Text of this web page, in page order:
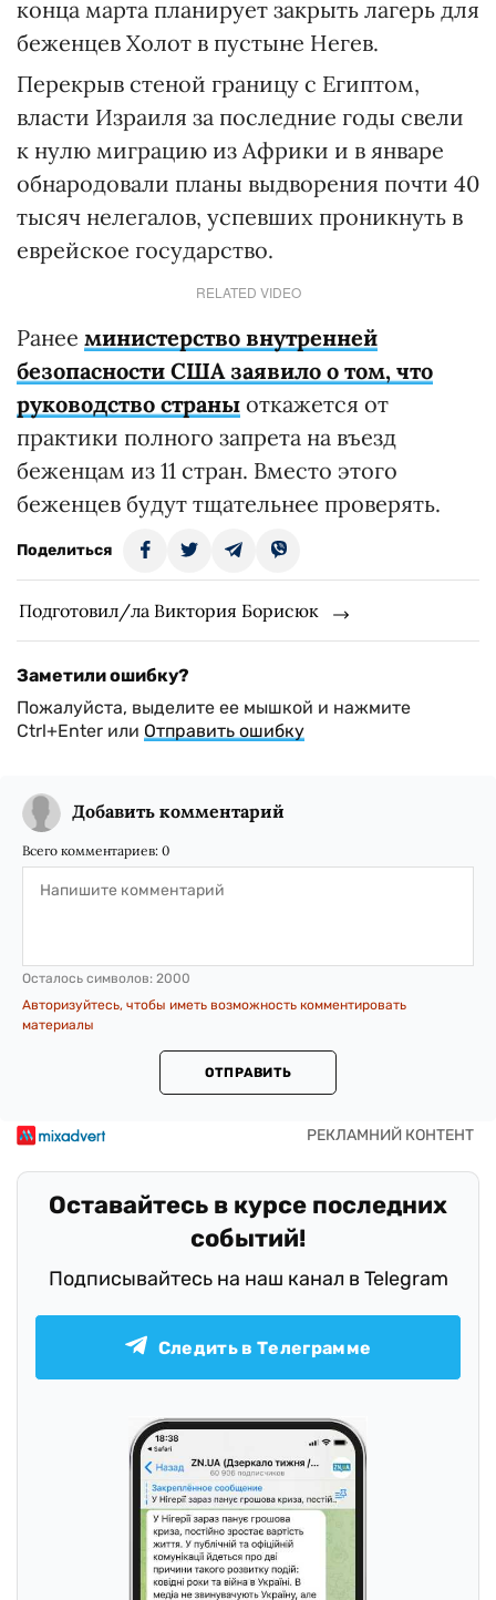
конца марта планирует закрыть лагерь для
беженцев Холот в пустыне Негев.
Перекрыв стеной границу с Египтом,
власти Израиля за последние годы свели
к нулю миграцию из Африки и в январе
обнародовали планы выдворения почти 40
тысяч нелегалов, успевших проникнуть в
еврейское государство.
RELATED VIDEO
Ранее министерство внутренней
безопасности США заявило о том, что
руководство страны откажется от
практики полного запрета на въезд
беженцам из 11 стран. Вместо этого
беженцев будут тщательнее проверять.
Поделиться
Подготовил/ла Виктория Борисюк
Заметили ошибку?
Пожалуйста, выделите ее мышкой и нажмите
Ctrl+Enter или Отправить ошибку
Добавить комментарий
Всего комментариев: 0
Осталось символов: 2000
Авторизуйтесь, чтобы иметь возможность комментировать
материалы
ОТПРАВИТЬ
Оставайтесь в курсе последних
событий!
Подписывайтесь на наш канал в Telegram
Следить в Телеграмме